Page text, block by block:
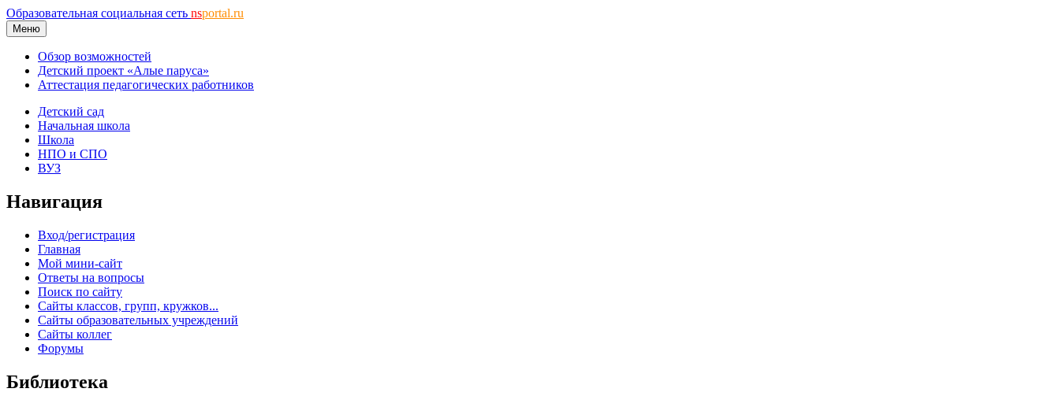
Образовательная социальная сеть nsportal.ru
Меню
Обзор возможностей
Детский проект «Алые паруса»
Аттестация педагогических работников
Детский сад
Начальная школа
Школа
НПО и СПО
ВУЗ
Навигация
Вход/регистрация
Главная
Мой мини-сайт
Ответы на вопросы
Поиск по сайту
Сайты классов, групп, кружков...
Сайты образовательных учреждений
Сайты коллег
Форумы
Библиотека